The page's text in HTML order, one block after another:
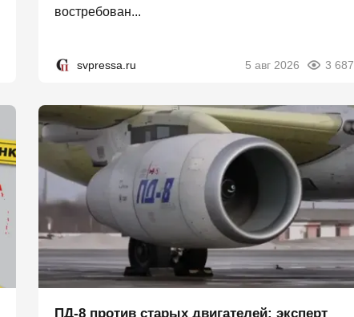
востребован...
svpressa.ru 5 авг 2026 3 687
ПД-8 против старых двигателей: эксперт